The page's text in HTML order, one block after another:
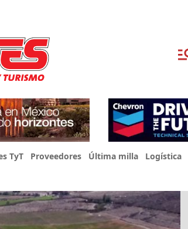
TyT Proveedores Última milla Logística